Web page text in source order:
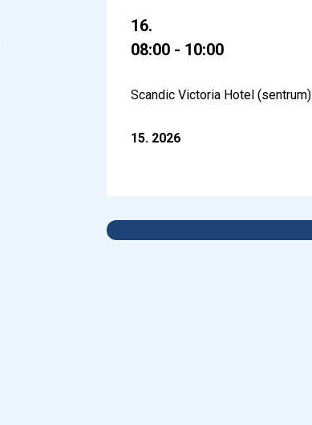
16.
08:00 - 10:00
Scandic Victoria Hotel (sentrum)
15. 2026